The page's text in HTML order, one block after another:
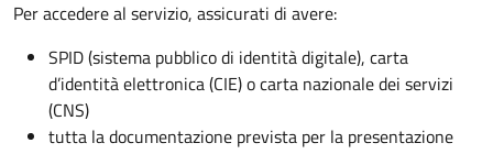
Per accedere al servizio, assicurati di avere:
SPID (sistema pubblico di identità digitale), carta
d’identità elettronica (CIE) o carta nazionale dei servizi
(CNS)
tutta la documentazione prevista per la presentazione